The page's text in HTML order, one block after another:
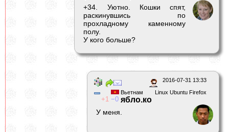
+34. Уютно. Кошки спят,
раскинувшись по
прохладному каменному
полу.
У кого больше?
2016-07-31 13:33
Linux Ubuntu Firefox
Вьетнам
1 0 ябло.ко
У меня.